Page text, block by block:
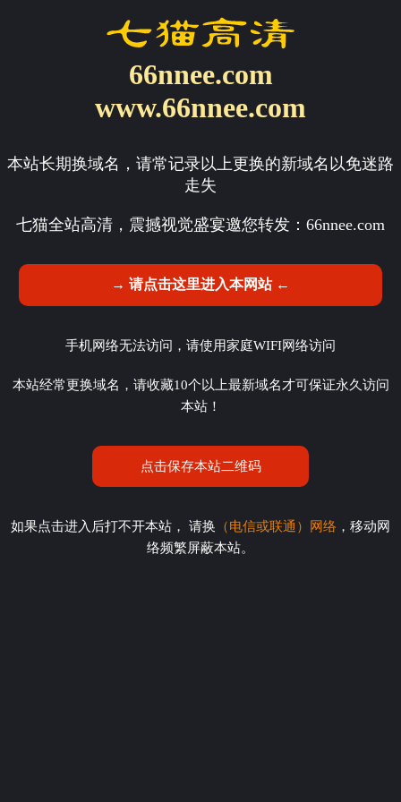
66nnee.com
www.66nnee.com
本站长期换域名，请常记录以上更换的新域名以免迷路
走失
七猫全站高清，震撼视觉盛宴邀您转发： 66nnee.com
→ 请点击这里进入本网站 ←
手机网络无法访问，请使用家庭WIFI网络访问
本站经常更换域名，请收藏10个以上最新域名才可保证永久访问
本站！
点击保存本站二维码
如果点击进入后打不开本站， 请换 （电信或联通）网络 ，移动网
络频繁屏蔽本站。